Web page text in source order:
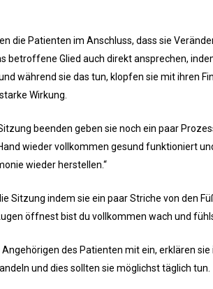
die Patienten im Anschluss, dass sie
betroffene Glied auch direkt ansprechen,
während sie das tun, klopfen sie mit ihren
Wirkung.
beenden geben sie noch ein paar
wieder vollkommen gesund funktioniert
wieder herstellen.“
Sitzung indem sie ein paar Striche von den
öffnest bist du vollkommen wach und
Angehörigen des Patienten mit ein, erklären
und dies sollten sie möglichst täglich tun.